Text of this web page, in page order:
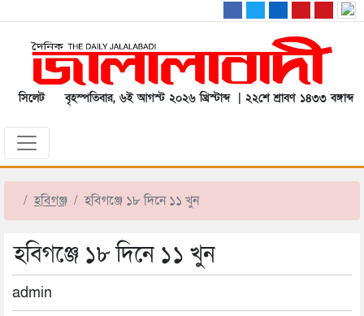
সিলেট বৃহস্পতিবার, ৬ই আগস্ট ২০২৬ খ্রিস্টাব্দ | ২২শে শ্রাবণ ১৪৩৩ বঙ্গাব্দ
হবিগঞ্জ হবিগঞ্জে ১৮ দিনে ১১ খুন
হবিগঞ্জে ১৮ দিনে ১১ খুন
admin